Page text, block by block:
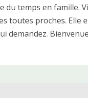
du temps en famille.
toutes proches. Elle
demandez.